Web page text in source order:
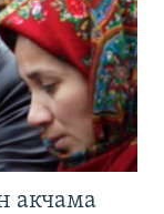
акчама